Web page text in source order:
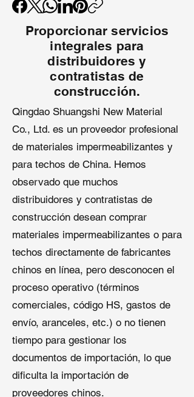
suelen ser no vulcanizados.
Aplicaciones: túneles, subterráneos,
ferrocarriles y proyectos de
impermeabilización municipal a gran
escala.
2. Membrana de Techado de EPDM
Esta membrana degoma EPDM
para techos planos
vulcanizada
ofrece estabilidad a largo plazo,
resistiendo UV, ozono y
temperaturas de -45°C a 80°C.
Aplicaciones:Membrana
impermeabilizante para techos
planos comerciales, residenciales e
industriales, membrana
impermeabilizante para techos de
vehículos recreativos.
Compatible con
sistemas de techos EPDM
totalmente adheridos, fijados
mecánicamente o lastreados.
El reforzado con malla de poliéster
Proporcionar servicios
integrales para
distribuidores y
contratistas de
construcción.
Qingdao Shuangshi New Material
Co., Ltd. es un proveedor profesional
de materiales impermeabilizantes y
para techos de China. Hemos
observado que muchos
distribuidores y contratistas de
construcción desean comprar
materiales impermeabilizantes o para
techos directamente de fabricantes
chinos en línea, pero desconocen el
proceso operativo (términos
comerciales, código HS, gastos de
envío, aranceles, etc.) o no tienen
tiempo para gestionar los
documentos de importación, lo que
dificulta la importación de
proveedores chinos.